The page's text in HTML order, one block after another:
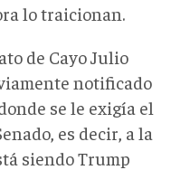
lo traicionan.
de Cayo Julio
notificado
se le exigía el
es decir, a la
siendo Trump